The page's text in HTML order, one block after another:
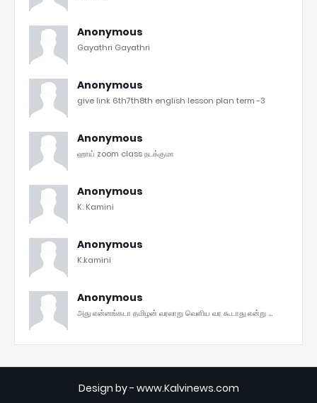
Anonymous
Gayathri Gayathri
Anonymous
give link 6th7th8th english lesson plan term -3
Anonymous
ஹாய் zoom class நடக்குமா
Anonymous
K. Kamini
Anonymous
K.kamini
Anonymous
அது என்னங்கடா தமிழன் வரலாறு வெளிய வர கூடாது என்று ...
Design by - www.Kalvinews.com